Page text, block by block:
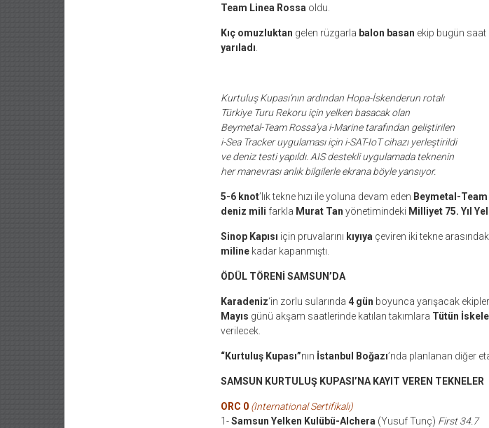
Team Linea Rossaoldu.
Kıç omuzluktan gelen rüzgarla balon basan ekip bugün saat
yarıladı.
Kurtuluş Kupası’nın ardından Hopa-İskenderun rotalı
Türkiye Turu Rekoru için yelken basacak olan
Beymetal-TeamRossa’ya i-Marine tarafından geliştirilen
i-Sea Tracker uygulaması için i-SAT-IoTcihazı yerleştirildi
ve deniz testi yapıldı. AIS destekliuygulamada teknenin
her manevrası anlıkbilgilerle ekrana böyle yansıyor.
5-6 knot’lık tekne hızı ile yoluna devam eden Beymetal-
deniz mili farkla Murat Tan yönetimindeki Milliyet 75. Yıl
Sinop Kapısı için pruvalarını kıyıyaçeviren iki tekne
milinekadar kapanmıştı.
ÖDÜL TÖRENİ SAMSUN’DA
Karadeniz‘in zorlu sularında 4 gün boyunca yarışacak
Mayıs günü akşam saatlerinde katılan takımlara Tütün
verilecek.
“Kurtuluş Kupası”nın İstanbul Boğazı’nda planlanan diğer
SAMSUN KURTULUŞ KUPASI’NA KAYIT VEREN TEKNELER
ORC 0 (International Sertifikalı)
1-Samsun Yelken Kulübü-Alchera(Yusuf Tunç) First 34.7